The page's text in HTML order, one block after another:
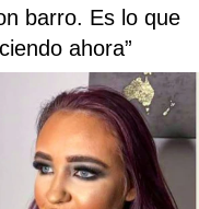
barro. Es lo que
ahora”